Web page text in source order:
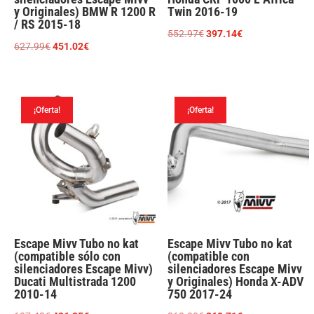
y Originales) BMW R 1200 R
/ RS 2015-18
627.99€El
era:
451.02€El
Twin 2016-19
552.97€El
552.97€.
397.14€El
¡Oferta!
Escape Mivv Tubo no kat
(compatible sólo con
silenciadores Escape Mivv)
Ducati Multistrada 1200
2010-14
¡Oferta!
Escape Mivv Tubo no kat
(compatible con
silenciadores Escape Mivv
y Originales) Honda X-ADV
750 2017-24